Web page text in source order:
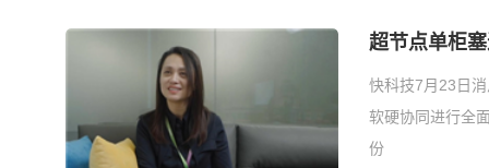
超节点单柜
快科技7月23日
软硬协同进行全
份